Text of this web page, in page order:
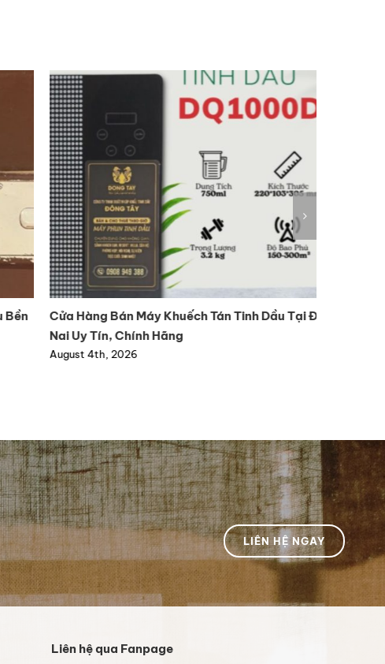
Cửa Hàng Bán Máy Khuếch Tán Tinh Dầu Tại Đồng
Nai Uy Tín, Chính Hãng
August 4th, 2026
LIÊN HỆ NGAY
Liên hệ qua Fanpage